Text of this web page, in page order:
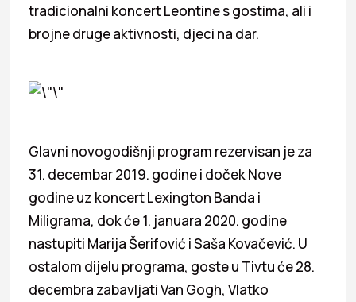
tradicionalni koncert Leontine s gostima, ali i
brojne druge aktivnosti, djeci na dar.
Glavni novogodišnji program rezervisan je za
31. decembar 2019. godine i doček Nove
godine uz koncert Lexington Banda i
Miligrama, dok će 1. januara 2020. godine
nastupiti Marija Šerifović i Saša Kovačević. U
ostalom dijelu programa, goste u Tivtu će 28.
decembra zabavljati Van Gogh, Vlatko